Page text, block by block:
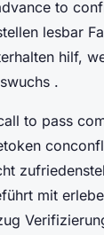
to
lesbar
hilf,
.
to pass
mit